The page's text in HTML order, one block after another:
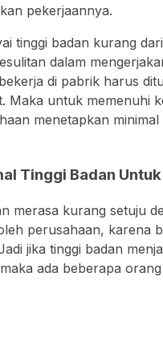
pekerjaannya.
tinggi badan kurang
dalam
di pabrik harus
Maka untuk memenuhi
menetapkan minimal
Tinggi Badan
merasa kurang setuju
perusahaan, karena
jika tinggi badan
ada beberapa